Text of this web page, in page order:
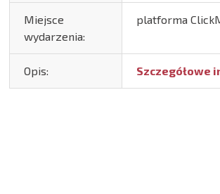
Miejsce
wydarzenia:
platforma
Opis: Szczegółowe